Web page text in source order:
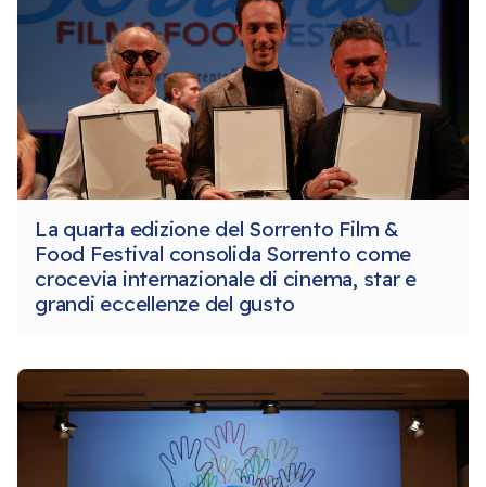
La quarta edizione del Sorrento Film &
Food Festival consolida Sorrento come
crocevia internazionale di cinema, star e
grandi eccellenze del gusto